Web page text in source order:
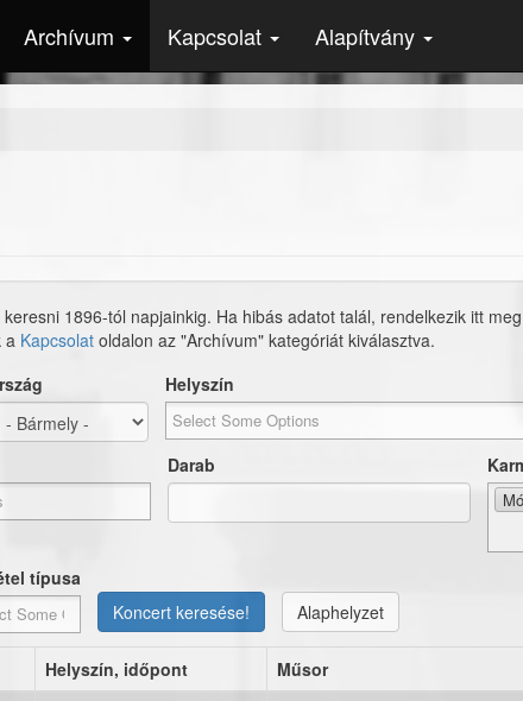
Archívum Kapcsolat Alapítvány
1896-tól napjainkig. Ha hibás adatot talál, rendelkezik itt
a Kapcsolat oldalon az "Archívum" kategóriát kiválasztva.
Helyszín
Darab
típusa
Koncert keresése!
Alaphelyzet
Helyszín, időpont
Műsor